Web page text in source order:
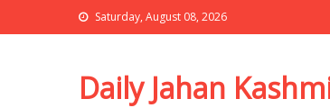
Saturday, August 08, 2026
Daily Jahan